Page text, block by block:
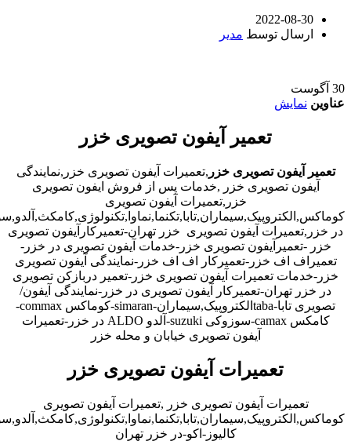
2022-08-30
ارسال توسط مدیر
30 آگوست
عناوین نمایش
تعمیر آیفون تصویری خزر
تعمیر آیفون تصویری خزر ,تعمیرات آیفون تصویری خزر,نمایندگی
آیفون تصویری خزر ,خدمات پس از فروش ایفون تصویری
خزر,تعمیرات آیفون تصویری
در خزر,تعمیرات آیفون تصویری خزر تهران-تعمیرکارآیفون تصویری
خزر -تعمیرآیفون تصویری خزر-خدمات آیفون تصویری در خزر-
تعمیراف اف خزر-تعمیرکار اف اف خزر-نمایندگی آیفون تصویری
خزر-خدمات تعمیرات آیفون تصویری خزر-تعمیر دربازکن تصویری
در خزر تهران-تعمیرکار آیفون تصویری در خزر-نمایندگی آیفون/
تصویری تابا-tabaالکتروپیک,سیماران-simaran-کوماکس commax-
کامکس camax-سوزوکی suzuki-آلدو ALDO در خزر-تعمیرات
آیفون تصویری خیابان و محله خزر
تعمیرات آیفون تصویری خزر
تعمیرات آیفون تصویری خزر ,تعمیرات آیفون تصویری
کالیوز-اکو-در خزر تهران